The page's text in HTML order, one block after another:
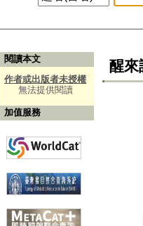
閱讀本文
作者或出版者未授權
無法提供閱讀
加值服務
醒來